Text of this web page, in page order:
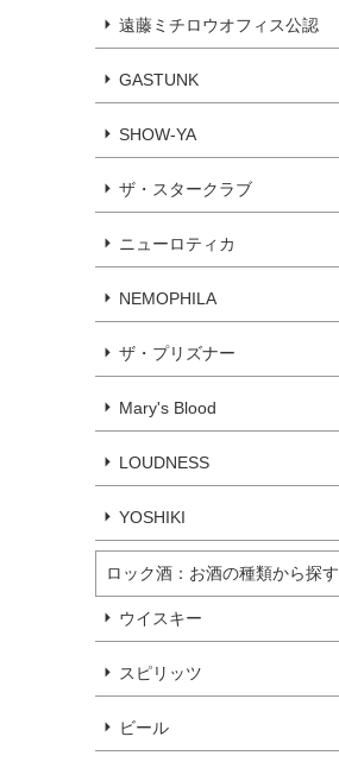
遠藤ミチロウオフィス公認
GASTUNK
SHOW-YA
ザ・スタークラブ
ニューロティカ
NEMOPHILA
ザ・プリズナー
Mary's Blood
LOUDNESS
YOSHIKI
ロック酒：お酒の種類から探す
ウイスキー
スピリッツ
ビール